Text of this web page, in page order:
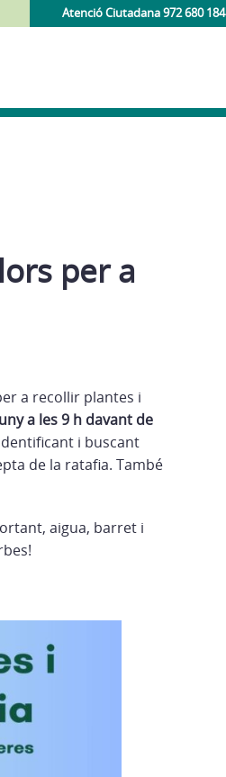
Atenció Ciutadana 972 680 184
per a
a recollir plantes i
a les 9 h davant de
i buscant
de la ratafia. També
aigua, barret i